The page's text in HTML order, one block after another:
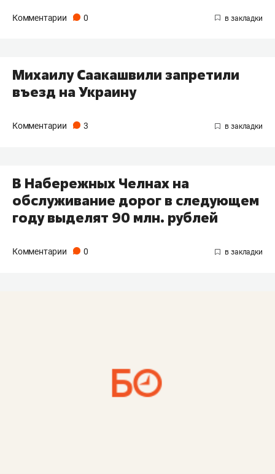
Комментарии 0
Михаилу Саакашвили запретили
въезд на Украину
Комментарии 3
В Набережных Челнах на
обслуживание дорог в следующем
году выделят 90 млн. рублей
Комментарии 0